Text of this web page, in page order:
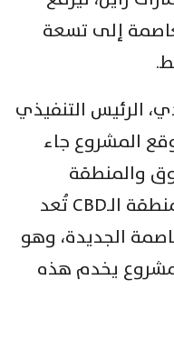
إلى تسعة
الرئيس التنفيذي
المشروع جاء
والمنطقة
المستهدفة، مشيرًا إلى أن منطقة الـCBD تُعد
الجديدة، وهو
يخدم هذه